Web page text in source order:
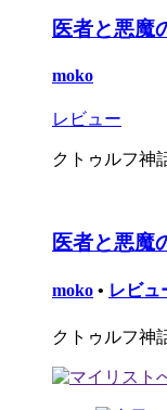
医者と悪魔
moko
レビュー
クトゥルフ神
医者と悪魔
moko • レビュ
クトゥルフ神